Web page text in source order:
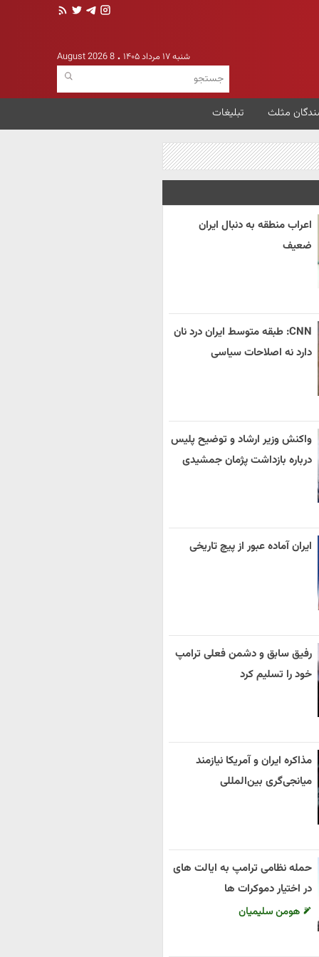
شنبه ۱۷ مرداد ۱۴۰۵ 8 August 2026
مثلث تبلیغات
اعراب منطقه به دنبال ایران
ضعیف
CNN: طبقه متوسط ایران درد نان
دارد نه اصلاحات سیاسی
واکنش وزیر ارشاد و توضیح پلیس
درباره بازداشت پژمان جمشیدی
ایران آماده عبور از پیچ تاریخی
رفیق سابق و دشمن فعلی ترامپ
خود را تسلیم کرد
مذاکره ایران و آمریکا نیازمند
میانجی‌گری بین‌المللی
حمله نظامی ترامپ به ایالت های
در اختیار دموکرات ها
هومن سلیمیان